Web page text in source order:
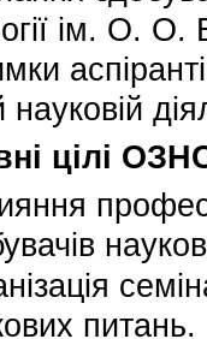
ім. О.
науковій
цілі
питань.